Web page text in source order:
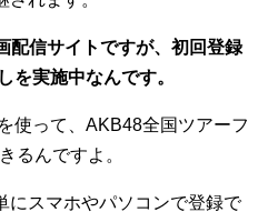
配信サイトですが、初回登録
を実施中なんです。
使って、AKB48全国ツアーフ
るんですよ。
にスマホやパソコンで登録で